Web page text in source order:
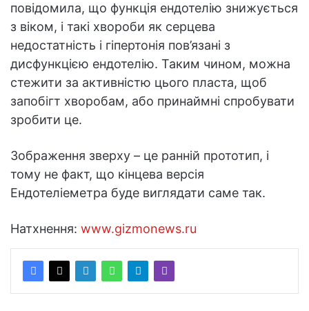
повідомила, що функція ендотелію знижується
з віком, і такі хвороби як серцева
недостатність і гіпертонія пов’язані з
дисфункцією ендотелію. Таким чином, можна
стежити за активністю цього пласта, щоб
запобігт хворобам, або принаймні спробувати
зробити це.
Зображення зверху – це ранній прототип, і
тому не факт, що кінцева версія
Ендотеліеметра буде виглядати саме так.
Натхнення: www.gizmonews.ru